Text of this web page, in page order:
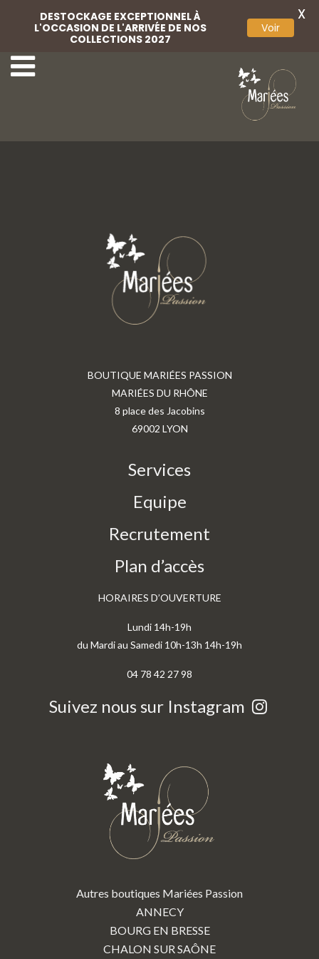
6-Très Chic 8-Très Chic
BOUTIQUE MARIÉES PASSION
MARIÉES DU RHÔNE
8 place des Jacobins
69002 LYON
Services
Equipe
Recrutement
Plan d’accès
HORAIRES D’OUVERTURE
Lundi 14h-19h
du Mardi au Samedi 10h-13h 14h-19h
04 78 42 27 98
Suivez nous sur Instagram
Autres boutiques Mariées Passion
ANNECY
BOURG EN BRESSE
CHALON SUR SAÔNE
DESTOCKAGE EXCEPTIONNEL À
L'OCCASION DE L'ARRIVÉE DE NOS
COLLECTIONS 2027
Voir
X